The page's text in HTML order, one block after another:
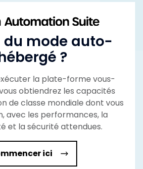
du mode auto-
?
la plate-forme vous-
obtiendrez les capacités
de classe mondiale dont vous
avec les performances, la
et la sécurité attendues.
ici